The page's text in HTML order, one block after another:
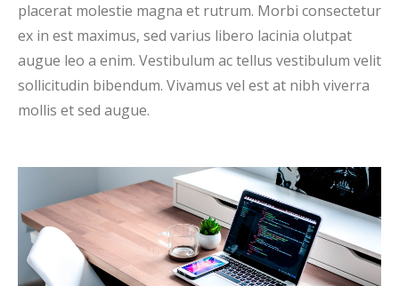
placerat molestie magna et rutrum. Morbi consectetur
ex in est maximus, sed varius libero lacinia olutpat
augue leo a enim. Vestibulum ac tellus vestibulum velit
sollicitudin bibendum. Vivamus vel est at nibh viverra
mollis et sed augue.